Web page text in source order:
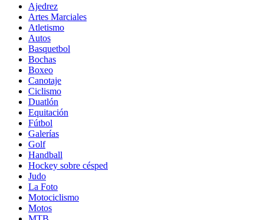
Ajedrez
Artes Marciales
Atletismo
Autos
Basquetbol
Bochas
Boxeo
Canotaje
Ciclismo
Duatlón
Equitación
Fútbol
Galerías
Golf
Handball
Hockey sobre césped
Judo
La Foto
Motociclismo
Motos